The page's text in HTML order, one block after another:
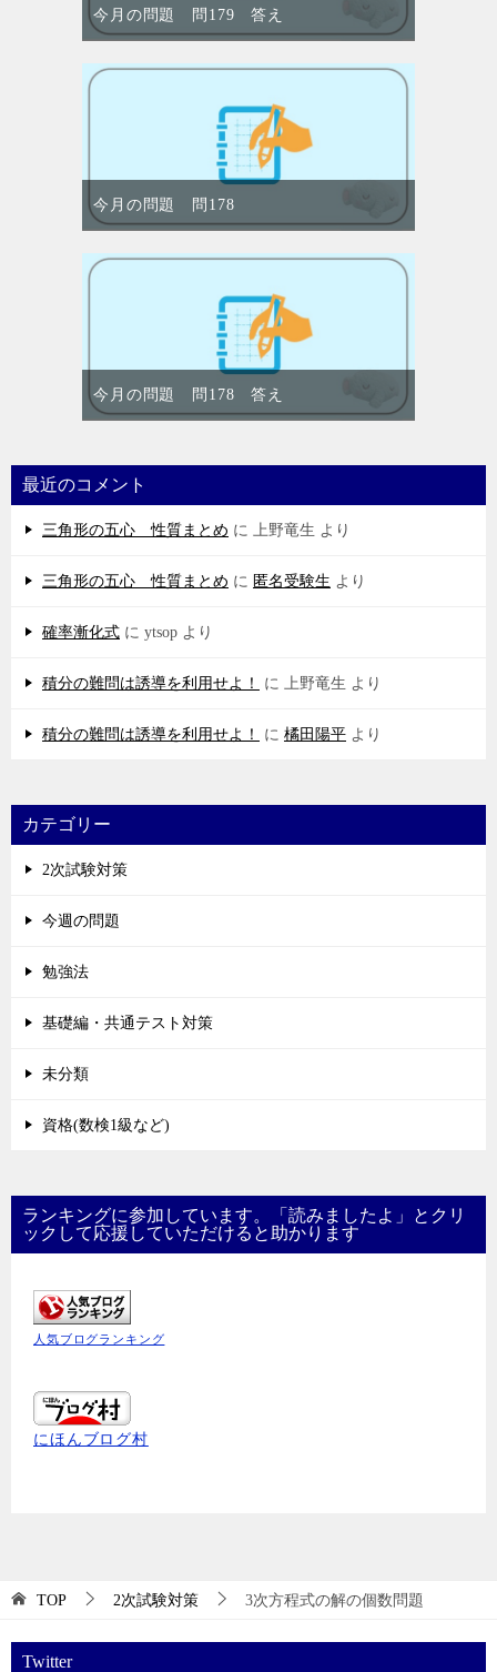
今月の問題 問179 答え
今月の問題 問178
今月の問題 問178 答え
最近のコメント
三角形の五心 性質まとめ に 上野竜生 より
三角形の五心 性質まとめ に 匿名受験生 より
確率漸化式 に ytsop より
積分の難問は誘導を利用せよ！ に 上野竜生 より
積分の難問は誘導を利用せよ！ に 橘田陽平 より
カテゴリー
2次試験対策
今週の問題
勉強法
基礎編・共通テスト対策
未分類
資格(数検1級など)
ランキングに参加しています。「読みましたよ」とクリ
ックして応援していただけると助かります
人気ブログランキング
にほんブログ村
TOP 2次試験対策 3次方程式の解の個数問題
Twitter